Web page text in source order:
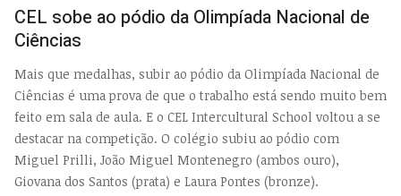
CEL sobe ao pódio da Olimpíada Nacional de
Ciências
Mais que medalhas, subir ao pódio da Olimpíada Nacional de
Ciências é uma prova de que o trabalho está sendo muito bem
feito em sala de aula. E o CEL Intercultural School voltou a se
destacar na competição. O colégio subiu ao pódio com
Miguel Prilli, João Miguel Montenegro (ambos ouro),
Giovana dos Santos (prata) e Laura Pontes (bronze).